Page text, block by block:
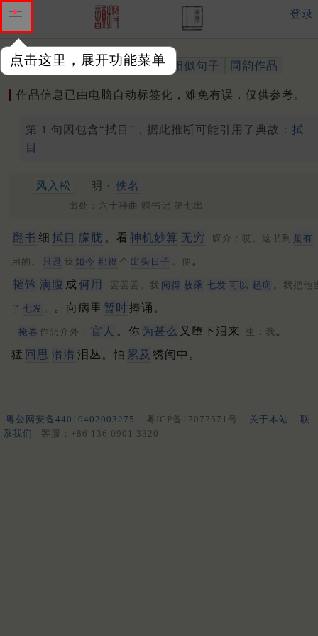
点击这里，展开功能菜单
登录
作品 标注四声 出处、引用 相似句子 同韵作品
作品信息已由电脑自动标签化，难免有误，仅供参考。
第 1 句因包含“拭目”，据此推断可能引用了典故： 拭
目
风入松 明 · 佚名
出处：六十种曲 赠书记 第七出
翻书 细 拭目 朦胧 。看 神机妙算 无穷 叹介：哎。这书到 是有
用的。 只是 我 如今 那得 个 出头日子 。便 。
韬钤 满腹 成 何用 罢罢罢。我 闻得 枚乘 七发 可以 起病 。我把他
了 七发 。向病里 暂时 捧诵。
掩卷 作悲介外： 官人 。你 为甚么 又堕下泪来 生：我 。
猛 回思 潸潸 泪丛。怕 累及 绣闱中。
粤公网安备44010402003275 粤ICP备17077571号 关于本站
联
系我们
客服：+86 136 0901 3320